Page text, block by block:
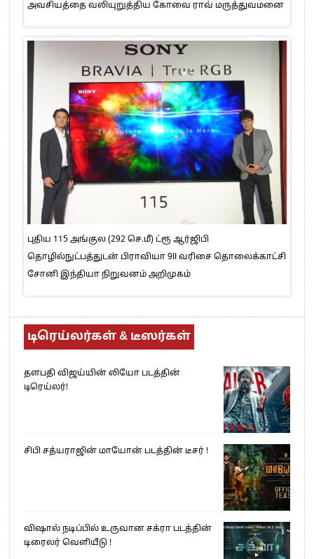
அவசியத்தை வலியுறுத்திய கோவை ராவ் மருத்துவமனை
புதிய 115 அங்குல (292 செ.மீ) ட்ரூ ஆர்ஜிபி
தொழில்நுட்பத்துடன் பிராவியா 9II வரிசை தொலைக்காட்சி
சோனி இந்தியா நிறுவனம் அறிமுகம்
டிரெய்லர்கள் & டீஸர்கள்
தளபதி விஜய்யின் லியோ படத்தின்
டிரெய்லர்!
சிபி சத்யராஜின் மாயோன் படத்தின் டீசர் !
விஷால் நடிப்பில் உருவான சக்ரா படத்தின்
டிரைலர் வெளியீடு !